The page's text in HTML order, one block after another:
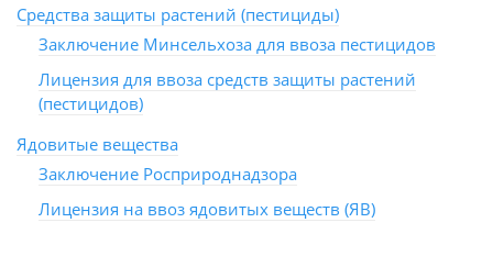
Средства защиты растений (пестициды)
Заключение Минсельхоза для ввоза пестицидов
Лицензия для ввоза средств защиты растений
(пестицидов)
Ядовитые вещества
Заключение Росприроднадзора
Лицензия на ввоз ядовитых веществ (ЯВ)